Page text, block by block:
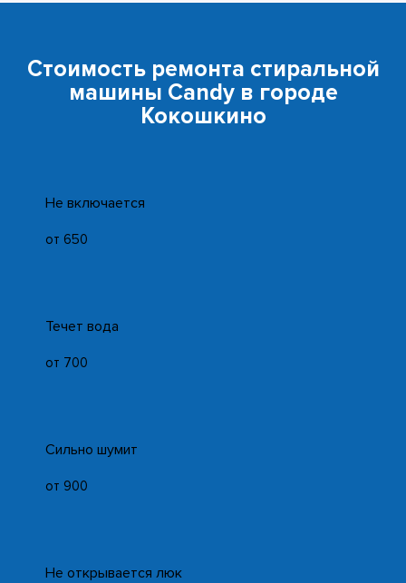
Стоимость ремонта стиральной
машины Candy в городе
Кокошкино
Не включается
от 650
Течет вода
от 700
Сильно шумит
от 900
Не открывается люк